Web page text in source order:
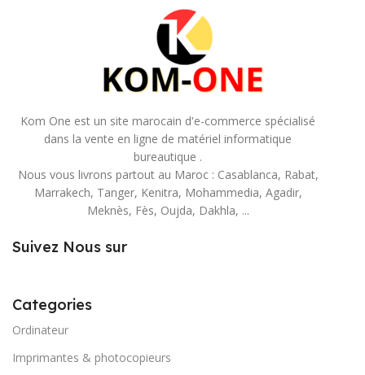
Kom One est un site marocain d'e-commerce spécialisé
dans la vente en ligne de matériel informatique
bureautique .
Nous vous livrons partout au Maroc : Casablanca, Rabat,
Marrakech, Tanger, Kenitra, Mohammedia, Agadir,
Meknès, Fès, Oujda, Dakhla, ...
Suivez Nous sur
Categories
Ordinateur
Imprimantes & photocopieurs